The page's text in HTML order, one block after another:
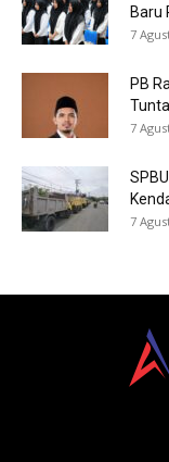
Baru
7
PB
7
7